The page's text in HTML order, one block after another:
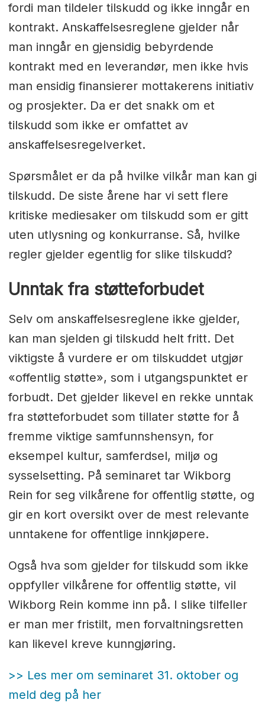
fordi man tildeler tilskudd og ikke inngår en
kontrakt. Anskaffelsesreglene gjelder når
man inngår en gjensidig bebyrdende
kontrakt med en leverandør, men ikke hvis
man ensidig finansierer mottakerens initiativ
og prosjekter. Da er det snakk om et
tilskudd som ikke er omfattet av
anskaffelsesregelverket.
Spørsmålet er da på hvilke vilkår man kan gi
tilskudd. De siste årene har vi sett flere
kritiske mediesaker om tilskudd som er gitt
uten utlysning og konkurranse. Så, hvilke
regler gjelder egentlig for slike tilskudd?
Unntak fra støtteforbudet
Selv om anskaffelsesreglene ikke gjelder,
kan man sjelden gi tilskudd helt fritt. Det
viktigste å vurdere er om tilskuddet utgjør
«offentlig støtte», som i utgangspunktet er
forbudt. Det gjelder likevel en rekke unntak
fra støtteforbudet som tillater støtte for å
fremme viktige samfunnshensyn, for
eksempel kultur, samferdsel, miljø og
sysselsetting. På seminaret tar Wikborg
Rein for seg vilkårene for offentlig støtte, og
gir en kort oversikt over de mest relevante
unntakene for offentlige innkjøpere.
Også hva som gjelder for tilskudd som ikke
oppfyller vilkårene for offentlig støtte, vil
Wikborg Rein komme inn på. I slike tilfeller
er man mer fristilt, men forvaltningsretten
kan likevel kreve kunngjøring.
>> Les mer om seminaret 31. oktober og
meld deg på her